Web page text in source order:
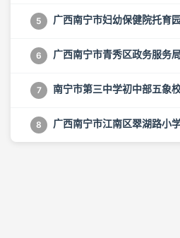
5 广西南宁市妇幼保健院托育
6 广西南宁市青秀区政务服务
7 南宁市第三中学初中部五象
8 广西南宁市江南区翠湖路小